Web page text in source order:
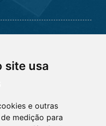
site usa
e outras
medição para